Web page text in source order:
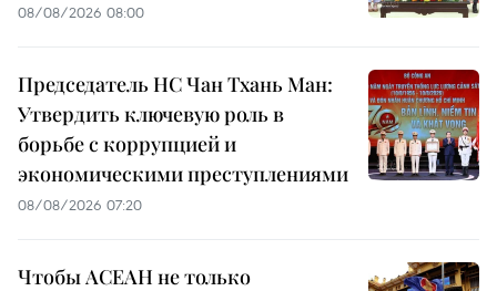
08/08/2026 08:00
Председатель НС Чан Тхань Ман:
Утвердить ключевую роль в
борьбе с коррупцией и
экономическими преступлениями
08/08/2026 07:20
Чтобы АСЕАН не только